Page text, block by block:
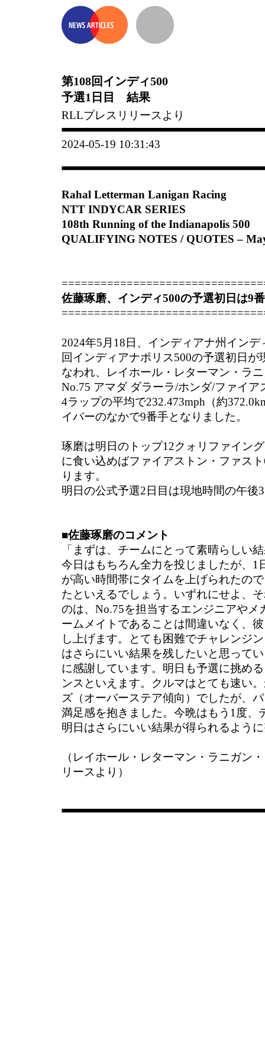
第108回インディ500
予選1日目 結果
RLLプレスリリースより
2024-05-19 10:31:43
Rahal Letterman Lanigan Racing
NTT INDYCAR SERIES
108th Running of the Indianapolis 500
QUALIFYING NOTES / QUOTES –
佐藤琢磨、インディ500の予選初日は9
2024年5月18日、インディアナ州イン
回インディアナポリス500の予選初日が
なわれ、レイホール・レターマン・ラ
No.75 アマダ ダラーラ/ホンダ/ファイ
4ラップの平均で232.473mph（約
イバーのなかで9番手となりました。
琢磨は明日のトップ12クォリファイン
に食い込めばファイアストン・ファス
ります。
明日の公式予選2日目は現地時間の午後
■佐藤琢磨のコメント
「まずは、チームにとって素晴らしい
今日はもちろん全力を投じましたが、1
が高い時間帯にタイムを上げられたの
たといえるでしょう。いずれにせよ、
のは、No.75を担当するエンジニアやメ
ームメイトであることは間違いなく、
し上げます。とても困難でチャレンジ
はさらにいい結果を残したいと思って
に感謝しています。明日も予選に挑め
ンスといえます。クルマはとても速い
ズ（オーバーステア傾向）でしたが、
満足感を抱きました。今晩はもう1度、
明日はさらにいい結果が得られるよう
（レイホール・レターマン・ラニガン
リースより）